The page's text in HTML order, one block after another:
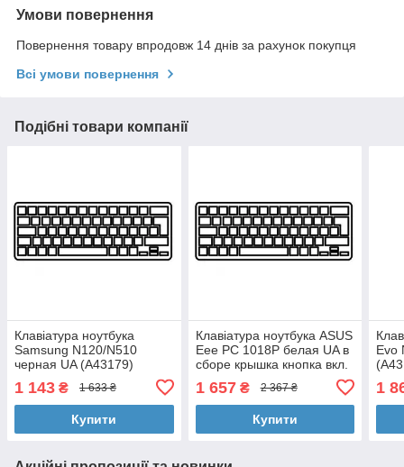
Умови повернення
Повернення товару впродовж 14 днів за рахунок покупця
Всі умови повернення
Подібні товари компанії
Клавіатура ноутбука
Samsung N120/N510
черная UA (A43179)
1 143 ₴ 1 633 ₴
Купити
Клавіатура ноутбука ASUS
Eee PC 1018P белая UA в
сборе крышка кнопка вкл.
1 657₴ 2 367 ₴
Купити
Evo
1